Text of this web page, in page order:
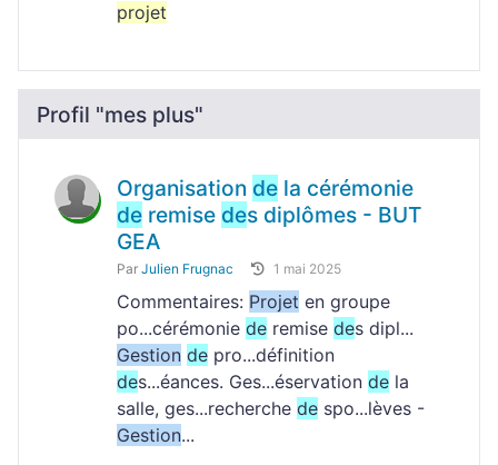
projet
Profil "mes plus"
Organisation de la cérémonie
de remise des diplômes - BUT
GEA
Par Julien Frugnac 1 mai 2025
Commentaires: Projet en groupe
po...cérémonie de remise des dipl...
Gestion de pro...définition
des...éances. Ges...éservation de la
salle, ges...recherche de spo...lèves -
Gestion...